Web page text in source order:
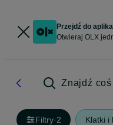
Przejdź do
Otwieraj OLX
Znajdź
Filtry·2 Klatki i